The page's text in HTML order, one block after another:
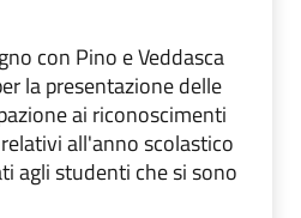
con Pino e Veddasca
la presentazione delle
ai riconoscimenti
all'anno scolastico
agli studenti che si sono